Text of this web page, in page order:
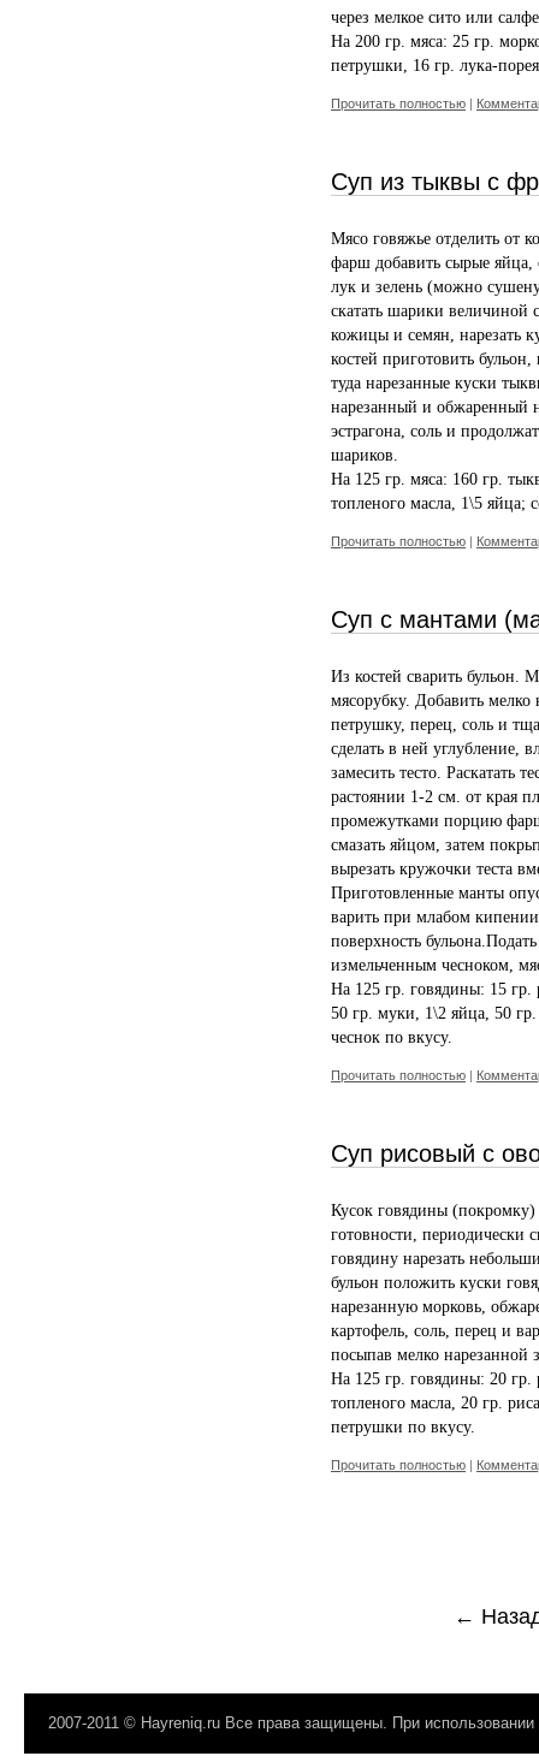
через мелкое сито или
На 200 гр. мяса: 25 гр.
петрушки, 16 гр. лука-
Прочитать полностью |
Суп из тыквы с
Мясо говяжье отделить от
фарш добавить сырые яйца,
лук и зелень (можно
скатать шарики величиной
кожицы и семян, нарезать
костей приготовить
туда нарезанные куски
нарезанный и обжаренный
эстрагона, соль и
шариков.
На 125 гр. мяса: 160 гр.
топленого масла, 1\5 яйца;
Прочитать полностью |
Суп с мантами
Из костей сварить бульон.
мясорубку. Добавить
петрушку, перец, соль и
сделать в ней углубление,
замесить тесто. Раскатать
растоянии 1-2 см. от края
промежутками порцию
смазать яйцом, затем
вырезать кружочки теста
Приготовленные манты
варить при млабом
поверхность
измельченным чесноком,
На 125 гр. говядины: 15 гр.
50 гр. муки, 1\2 яйца, 50
чеснок по вкусу.
Прочитать полностью |
Суп рисовый с
Кусок говядины (покромку)
готовности, периодически
говядину нарезать
бульон положить куски
нарезанную морковь,
картофель, соль, перец и
посыпав мелко нарезанной
На 125 гр. говядины: 20 гр.
топленого масла, 20 гр.
петрушки по вкусу.
Прочитать полностью |
←
2007-2011 © Hayreniq.ru Все права защищены. При